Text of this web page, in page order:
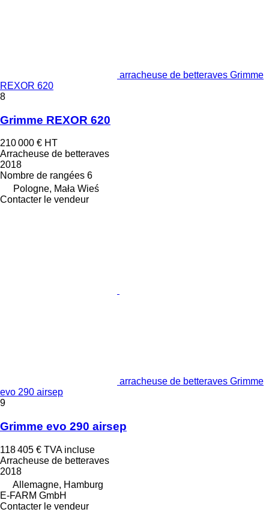
arracheuse de betteraves Grimme
REXOR 620
8
Grimme REXOR 620
210 000 € HT
Arracheuse de betteraves
2018
Nombre de rangées 6
Pologne, Mała Wieś
Contacter le vendeur
arracheuse de betteraves Grimme
evo 290 airsep
9
Grimme evo 290 airsep
118 405 € TVA incluse
Arracheuse de betteraves
2018
Allemagne, Hamburg
E-FARM GmbH
Contacter le vendeur